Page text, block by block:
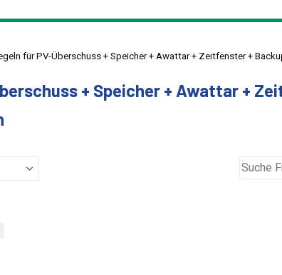
für PV-Überschuss + Speicher + Awattar + Zeitfenster +
+ Speicher + Awattar +